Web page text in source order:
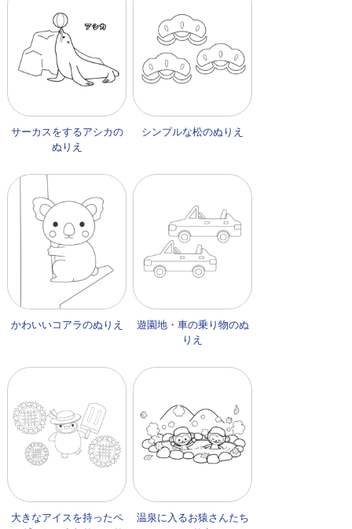
サーカスをするアシカの
ぬりえ
シンプルな松のぬりえ
かわいいコアラのぬりえ
遊園地・車の乗り物のぬ
りえ
大きなアイスを持ったペ
温泉に入るお猿さんたち